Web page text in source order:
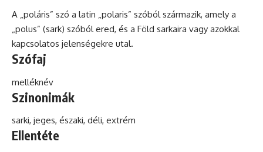
A „poláris” szó a latin „polaris” szóból származik, amely a
„polus” (sark) szóból ered, és a Föld sarkaira vagy azokkal
kapcsolatos jelenségekre utal.
Szófaj
melléknév
Szinonimák
sarki, jeges, északi, déli, extrém
Ellentéte